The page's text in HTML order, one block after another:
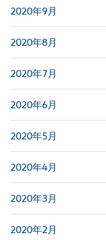
2020年9月
2020年8月
2020年7月
2020年6月
2020年5月
2020年4月
2020年3月
2020年2月